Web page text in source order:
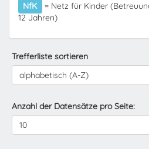
NfK
= Netz für Kinder
12 Jahren)
Trefferliste sortieren
alphabetisch (A-Z)
Anzahl der Datensätze pro Seite:
10